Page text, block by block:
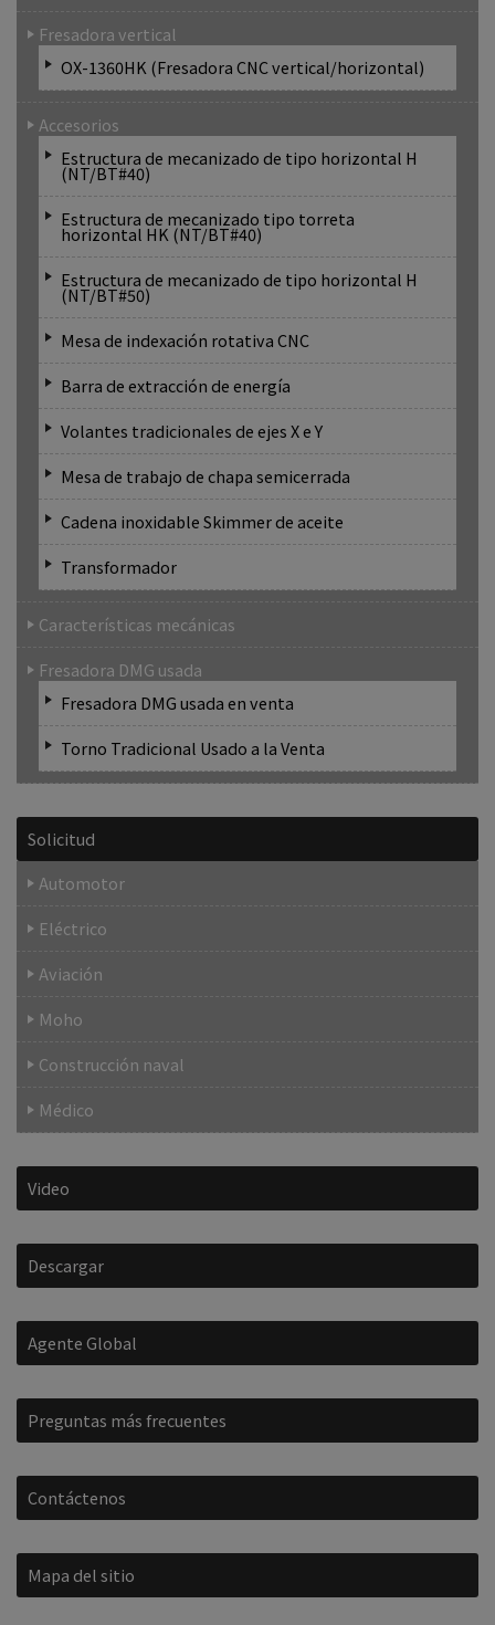
Fresadora vertical
OX-1360HK (Fresadora CNC vertical/horizontal)
Accesorios
Estructura de mecanizado de tipo horizontal H
(NT/BT#40)
Estructura de mecanizado tipo torreta
horizontal HK (NT/BT#40)
Estructura de mecanizado de tipo horizontal H
(NT/BT#50)
Mesa de indexación rotativa CNC
Barra de extracción de energía
Volantes tradicionales de ejes X e Y
Mesa de trabajo de chapa semicerrada
Cadena inoxidable Skimmer de aceite
Transformador
Características mecánicas
Fresadora DMG usada
Fresadora DMG usada en venta
Torno Tradicional Usado a la Venta
Solicitud
Automotor
Eléctrico
Aviación
Moho
Construcción naval
Médico
Video
Descargar
Agente Global
Preguntas más frecuentes
Contáctenos
Mapa del sitio